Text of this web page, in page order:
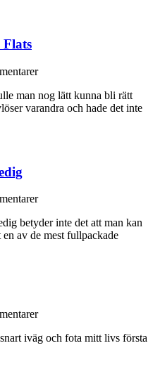
Flats
man nog lätt kunna bli rätt
varandra och hade det inte
betyder inte det att man kan
av de mest fullpackade
iväg och fota mitt livs första